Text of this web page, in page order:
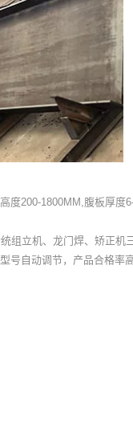
度200-1800MM,腹板厚
组立机、龙门焊、矫正
号自动调节，产品合格率高